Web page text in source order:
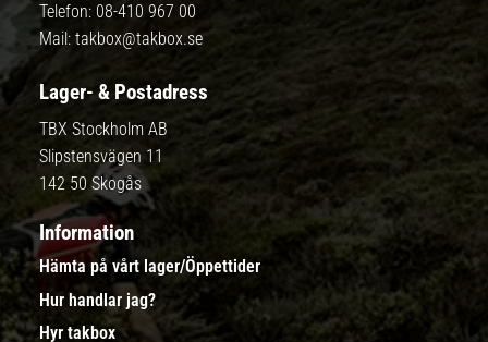
Telefon: 08-410 967 00
Mail: takbox@takbox.se
Lager- & Postadress
TBX Stockholm AB
Slipstensvägen 11
142 50 Skogås
Information
Hämta på vårt lager/Öppettider
Hur handlar jag?
Hyr takbox